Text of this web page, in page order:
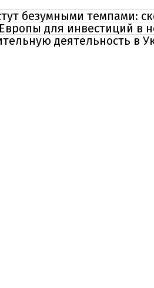
безумными темпами:
для инвестиций в
деятельность в